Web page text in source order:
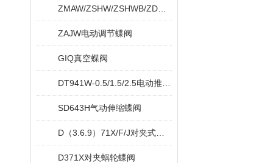
ZAJW电动调节蝶阀
GIQ真空蝶阀
SD643H气动伸缩蝶阀
D371X对夹蜗轮蝶阀